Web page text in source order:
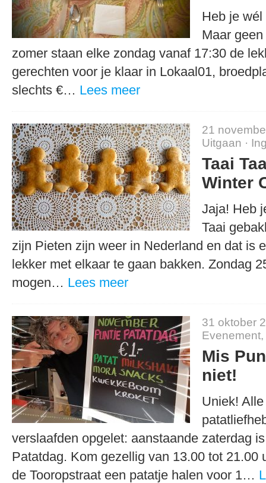
Heb je
Maar
zomer staan elke zondag vanaf 17:30 de
gerechten voor je klaar in Lokaal01,
slechts €… Lees meer
21
Uitgaan ·
Taai
Winter
Jaja! Heb
Taai
zijn Pieten zijn weer in Nederland en dat is
lekker met elkaar te gaan bakken. Zondag
mogen… Lees meer
31 oktober
Evenement,
Mis
niet!
Uniek!
verslaafden opgelet: aanstaande zaterdag
Patatdag. Kom gezellig van 13.00 tot 21.00
de Tooropstraat een patatje halen voor 1…